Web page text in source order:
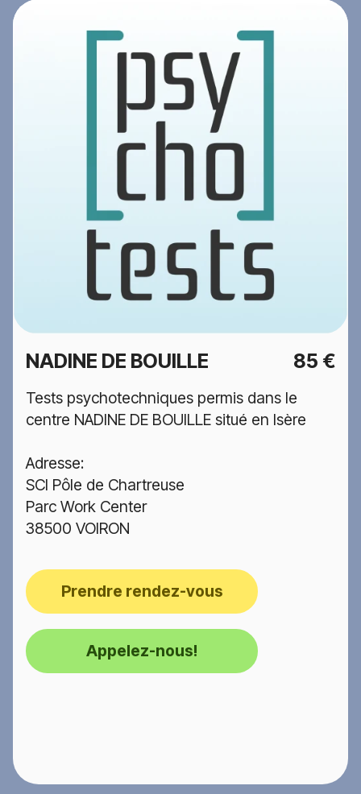
NADINE DE BOUILLE 85 €
Tests psychotechniques permis dans le
centre NADINE DE BOUILLE situé en Isère
Adresse:
SCI Pôle de Chartreuse
Parc Work Center
38500 VOIRON
Prendre rendez-vous
Appelez-nous!